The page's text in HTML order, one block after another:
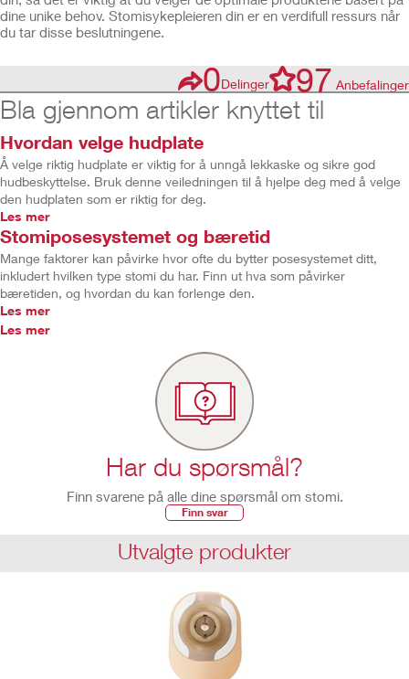
dine unike behov. Stomisykepleieren din er en verdifull ressurs når
du tar disse beslutningene.
0Delinger 97 Anbefalinger
Bla gjennom artikler knyttet til
Hvordan velge hudplate
Å velge riktig hudplate er viktig for å unngå lekkaske og sikre god
hudbeskyttelse. Bruk denne veiledningen til å hjelpe deg med å velge
den hudplaten som er riktig for deg.
Les mer
Stomiposesystemet og bæretid
Mange faktorer kan påvirke hvor ofte du bytter posesystemet ditt,
inkludert hvilken type stomi du har. Finn ut hva som påvirker
bæretiden, og hvordan du kan forlenge den.
Les mer
Les mer
Har du spørsmål?
Finn svarene på alle dine spørsmål om stomi.
Finn svar
Utvalgte produkter